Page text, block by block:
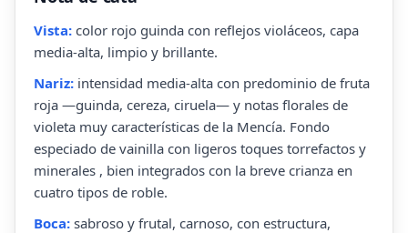
Vista: color rojo guinda con reflejos violáceos, capa
media-alta, limpio y brillante.
Nariz: intensidad media-alta con predominio de fruta
roja —guinda, cereza, ciruela— y notas florales de
violeta muy características de la Mencía. Fondo
especiado de vainilla con ligeros toques torrefactos y
minerales , bien integrados con la breve crianza en
cuatro tipos de roble.
Boca: sabroso y frutal, carnoso, con estructura,